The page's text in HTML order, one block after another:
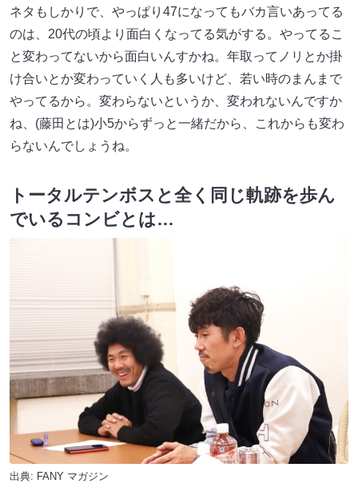
ネタもしかりで、やっぱり47になってもバカ言いあってる
のは、20代の頃より面白くなってる気がする。やってるこ
と変わってないから面白いんすかね。年取ってノリとか掛
け合いとか変わっていく人も多いけど、若い時のまんまで
やってるから。変わらないというか、変われないんですか
ね、(藤田とは)小5からずっと一緒だから、これからも変わ
らないんでしょうね。
トータルテンボスと全く同じ軌跡を歩ん
でいるコンビとは…
出典: FANY マガジン